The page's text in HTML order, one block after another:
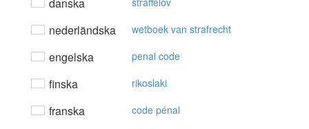
danska
nederländska wetboek van strafrecht
engelska penal code
finska rikoslaki
franska code pénal